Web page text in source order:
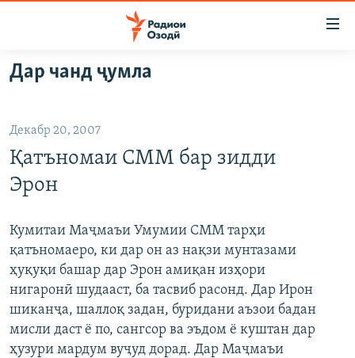
Ҷаҳиш
ба
аслӣ
Ҷаҳиш
ба
феҳристи
аслӣ
Ҷаҳиш
ҷустор
ГӮШАҲО
ОСИЁИ МАРКАЗӢ
ФАРҲАНГ
МЕҲМОНИ ОЗОДӢ
ВАРЗИШ
РӮЗГОРИ МУҲОҶИР
САЛОМ, ХОҲАР
ТАҲҚИҚОТ
ҶАНГ ДАР УКРАИНА
НАЗАРИ МАРДУМ
БЛОГИСТОН
ОЗОДӢ ОНЛАЙН
ЧАНДРАСОНАӢ
ВИДЕО
РӮЙХАТҲО
КИТОБҲОИ ОЗОДӢ
Дар чанд ҷумла
Декабр 20, 2007
Қатъномаи СММ бар зидди
Эрон
Кумитаи Маҷмаъи Умумии СММ тарҳи
қатъномаеро, ки дар он аз нақзи мунтазами
ҳуқуқи башар дар Эрон амиқан изҳори
нигаронӣ шудааст, ба тасвиб расонд. Дар Ирон
шиканҷа, шаллоқ задан, буридани аъзои бадан
мисли даст ё по, сангсор ва эъдом ё куштан дар
ҳузури мардум вуҷуд дорад. Дар Маҷмаъи